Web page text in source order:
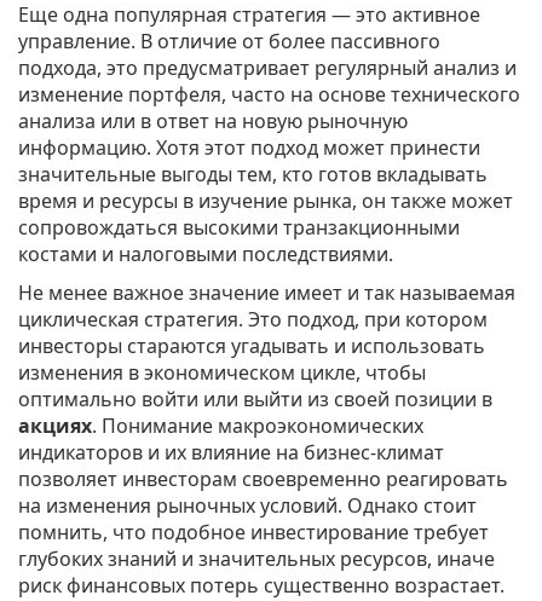
Еще одна популярная стратегия — это активное
управление. В отличие от более пассивного
подхода, это предусматривает регулярный анализ и
изменение портфеля, часто на основе технического
анализа или в ответ на новую рыночную
информацию. Хотя этот подход может принести
значительные выгоды тем, кто готов вкладывать
время и ресурсы в изучение рынка, он также может
сопровождаться высокими транзакционными
костами и налоговыми последствиями.
Не менее важное значение имеет и так называемая
циклическая стратегия. Это подход, при котором
инвесторы стараются угадывать и использовать
изменения в экономическом цикле, чтобы
оптимально войти или выйти из своей позиции в
акциях. Понимание макроэкономических
индикаторов и их влияние на бизнес-климат
позволяет инвесторам своевременно реагировать
на изменения рыночных условий. Однако стоит
помнить, что подобное инвестирование требует
глубоких знаний и значительных ресурсов, иначе
риск финансовых потерь существенно возрастает.